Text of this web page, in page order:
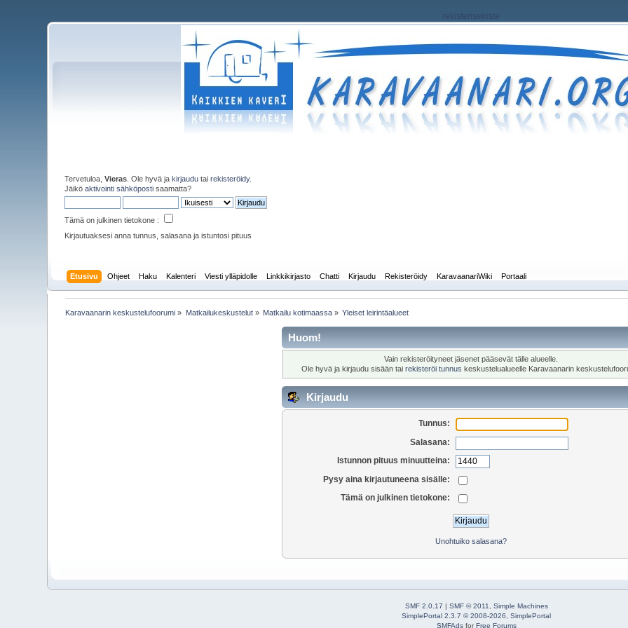
rekisteriseloste
Tervetuloa,Vieras . Ole hyvä jakirjaudu tairekisteröidy.
Jäiköaktivointi sähköposti saamatta?
Tämä on julkinen tietokone :
Kirjautuaksesi anna tunnus, salasana ja istuntosi pituus
Etusivu Ohjeet Haku Kalenteri Viesti ylläpidolle Linkkikirjasto Chatti Kirjaudu Rekisteröidy KaravaanariWiki Portaali
Karavaanarin keskustelufoorumi » Matkailukeskustelut» Matkailu kotimaassa » Yleiset leirintäalueet
Huom!
Vain rekisteröityneet jäsenet pääsevät tälle alueelle.
Ole hyvä ja kirjaudu sisään tai rekisteröi tunnus keskustelualueelle Karavaanarin
Kirjaudu
Tunnus:
Salasana:
Istunnon pituus minuutteina:
Pysy aina kirjautuneena sisälle:
Tämä on julkinen tietokone:
Unohtuiko salasana?
SMF 2.0.17 | SMF © 2011
Simple Machines
SimplePortal 2.3.7 © 2008-2026, SimplePortal
SMFAdsforFree Forums